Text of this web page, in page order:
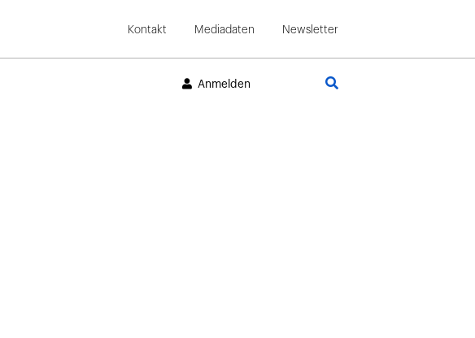
Kontakt Mediadaten Newsletter
Anmelden